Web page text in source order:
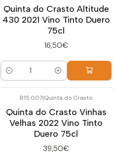
Quinta do Crasto Altitude
430 2021 Vino Tinto Duero
75cl
16,50€
Cantidad
B15.007|Quinta do Crasto
Quinta do Crasto Vinhas
Velhas 2022 Vino Tinto
Duero 75cl
39,50€